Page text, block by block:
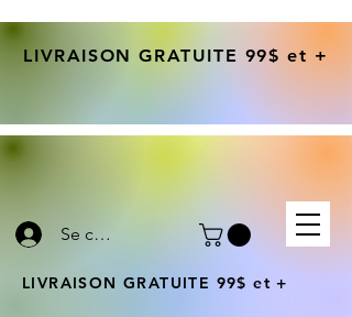
Se connecter
LIVRAISON GRATUITE 99$ et +
LIVRAISON GRATUITE 99$ et +